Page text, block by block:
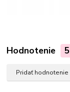
Hodnotenie 5
Pridať hodnotenie